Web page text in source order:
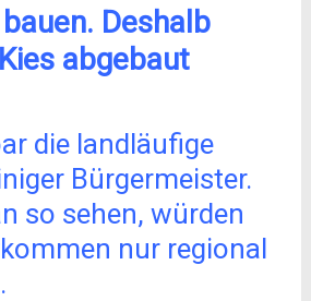
Deshalb
abgebaut
die landläufige
Bürgermeister.
so sehen, würden
nur regional